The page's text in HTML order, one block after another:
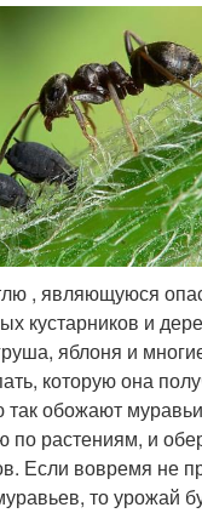
, являющуюся
кустарников и
яблоня и
которую она
так обожают
по растениям, и
Если вовремя не
то урожай